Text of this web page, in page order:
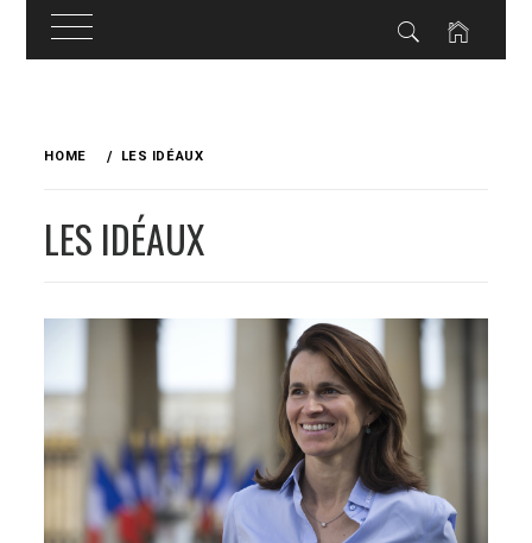
HOME LES IDÉAUX
LES IDÉAUX